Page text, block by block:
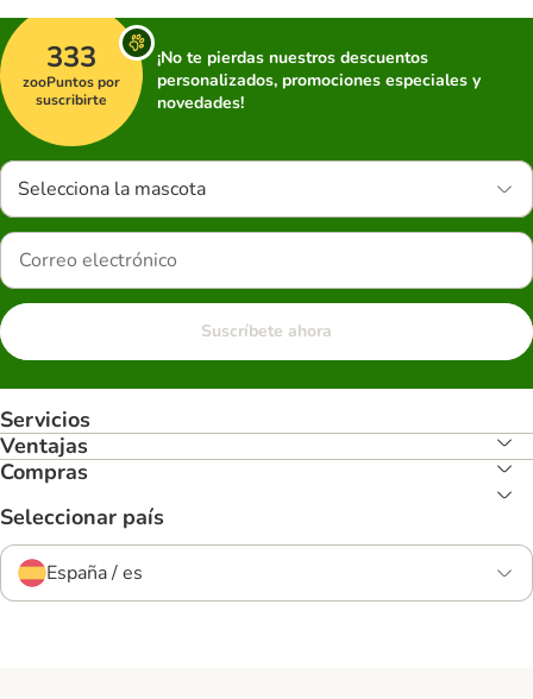
333
zooPuntos por
suscribirte
¡No te pierdas nuestros descuentos
personalizados, promociones especiales y
novedades!
Selecciona la mascota
Suscríbete ahora
Servicios
Ventajas
Compras
Seleccionar país
España / es